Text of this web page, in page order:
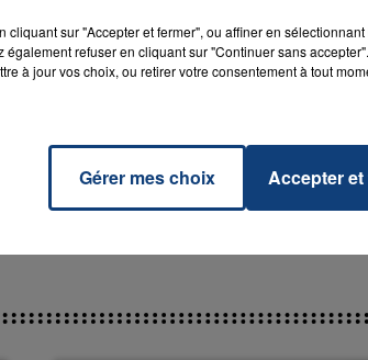
cliquant sur "Accepter et fermer", ou affiner en
également refuser en cliquant sur "Continuer sans
à jour vos choix, ou retirer votre consentement à tout
Gérer mes choix Accepter